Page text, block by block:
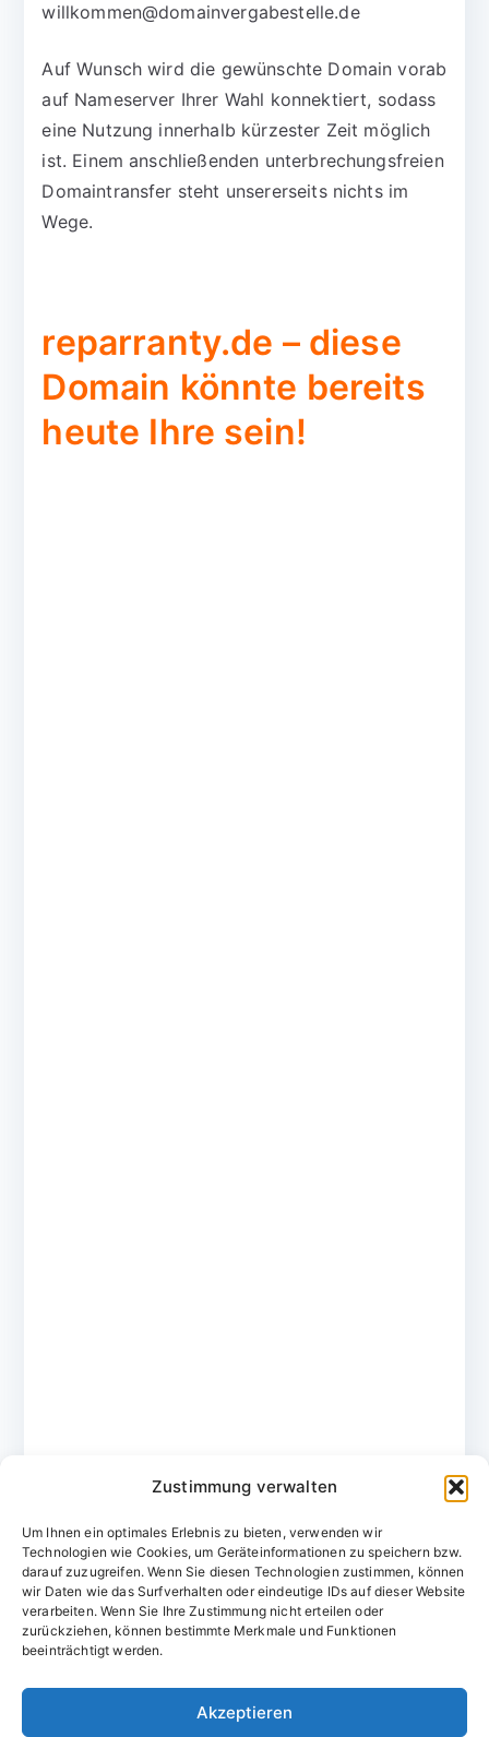
Zustimmung verwalten
Um Ihnen ein optimales Erlebnis zu bieten, verwenden wir
Technologien wie Cookies, um Geräteinformationen zu speichern bzw.
darauf zuzugreifen. Wenn Sie diesen Technologien zustimmen, können
wir Daten wie das Surfverhalten oder eindeutige IDs auf dieser Website
verarbeiten. Wenn Sie Ihre Zustimmung nicht erteilen oder
zurückziehen, können bestimmte Merkmale und Funktionen
beeinträchtigt werden.
Akzeptieren
willkommen@domainvergabestelle.de
Auf Wunsch wird die gewünschte Domain vorab
auf Nameserver Ihrer Wahl konnektiert, sodass
eine Nutzung innerhalb kürzester Zeit möglich
ist. Einem anschließenden unterbrechungsfreien
Domaintransfer steht unsererseits nichts im
Wege.
reparranty.de – diese
Domain könnte bereits
heute Ihre sein!
Domainvergabestelle.de